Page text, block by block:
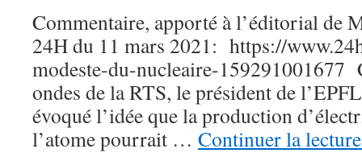
Commentaire, apporté à l’éditorial de
24H du 11 mars 2021: https://
modeste-du-nucleaire-
ondes de la RTS, le président de
évoqué l’idée que la production
l’atome pourrait … Continuer la